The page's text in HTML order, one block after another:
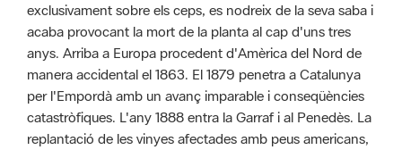
exclusivament sobre els ceps, es nodreix de la seva saba i
acaba provocant la mort de la planta al cap d'uns tres
anys. Arriba a Europa procedent d'Amèrica del Nord de
manera accidental el 1863. El 1879 penetra a Catalunya
per l'Empordà amb un avanç imparable i conseqüències
catastròfiques. L'any 1888 entra la Garraf i al Penedès. La
replantació de les vinyes afectades amb peus americans,